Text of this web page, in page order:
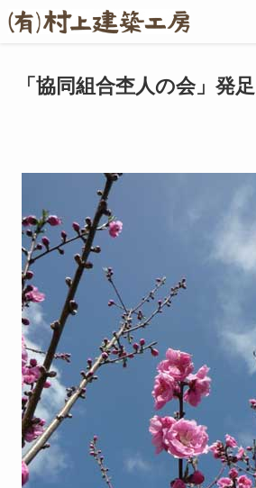
「協同組合杢人の会」発足